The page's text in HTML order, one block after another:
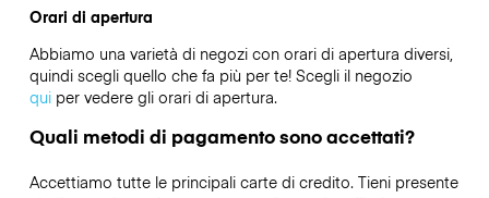
Orari di apertura
Abbiamo una varietà di negozi con orari di apertura diversi,
quindi scegli quello che fa più per te! Scegli il negozio
quiper vedere gli orari di apertura.
Quali metodi di pagamento sono accettati?
Accettiamo tutte le principali carte di credito. Tieni presente